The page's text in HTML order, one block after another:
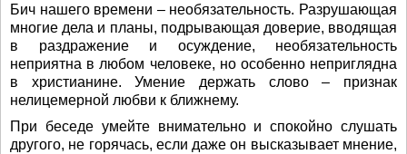
Бич нашего времени – необязательность. Разрушающая
многие дела и планы, подрывающая доверие, вводящая
в раздражение и осуждение, необязательность
неприятна в любом человеке, но особенно неприглядна
в христианине. Умение держать слово – признак
нелицемерной любви к ближнему.
При беседе умейте внимательно и спокойно слушать
другого, не горячась, если даже он высказывает мнение,